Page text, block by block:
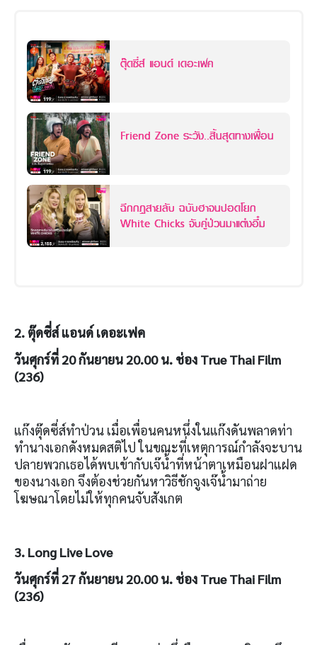
ตุ๊ดซี่ส์ แอนด์ เดอะเฟค
Friend Zone ระวัง..สิ้นสุดทางเพื่อน
ฉีกกฎสายลับ ฉบับฮาจนปอดโยก
White Chicks จับคู่ป่วนมาแต่งอึ๋ม
2. ตุ๊ดซี่ส์ แอนด์ เดอะเฟค
วันศุกร์ที่20กันยายน20.00น. ช่อง True Thai Film
(236)
แก๊งตุ๊ดซี่ส์ทำป่วน เมื่อเพื่อนคนหนึ่งในแก๊งดันพลาดท่า
ทำนางเอกดังหมดสติไป ในขณะที่เหตุการณ์กำลังจะบาน
ปลายพวกเธอได้พบเข้ากับเจ๊น้ำที่หน้าตาเหมือนฝาแฝด
ของนางเอก จึงต้องช่วยกันหาวิธีชักจูงเจ๊น้ำมาถ่าย
โฆษณาโดยไม่ให้ทุกคนจับสังเกต
3. Long Live Love
วันศุกร์ที่27กันยายน20.00น. ช่อง True Thai Film
(236)